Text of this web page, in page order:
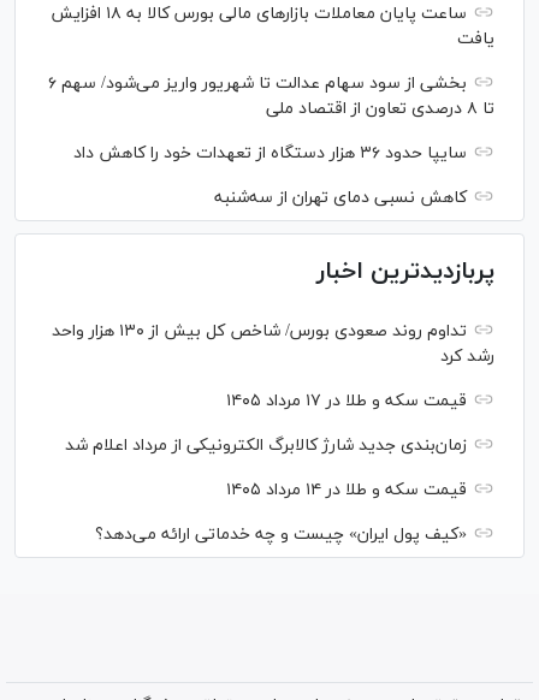
ساعت پایان معاملات بازار‌های مالی بورس کالا به ۱۸ افزایش
یافت
بخشی از سود سهام عدالت تا شهریور واریز می‌شود/ سهم ۶
تا ۸ درصدی تعاون از اقتصاد ملی
سایپا حدود ۳۶ هزار دستگاه از تعهدات خود را کاهش داد
کاهش نسبی دمای تهران از سه‌شنبه
پربازدیدترین اخبار
تداوم روند صعودی بورس/ شاخص کل بیش از ۱۳۰ هزار واحد
رشد کرد
قیمت سکه و طلا در ۱۷ مرداد ۱۴۰۵
زمان‌بندی جدید شارژ کالابرگ الکترونیکی از مرداد اعلام شد
قیمت سکه و طلا در ۱۴ مرداد ۱۴۰۵
«کیف پول ایران» چیست و چه خدماتی ارائه می‌دهد؟